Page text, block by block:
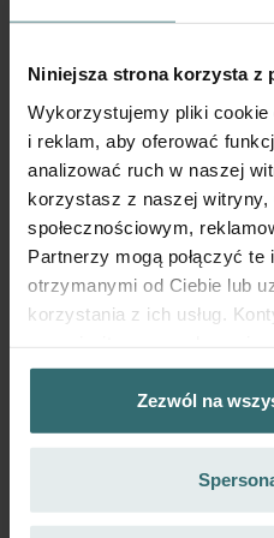
Niniejsza strona korzysta z
Wykorzystujemy pliki
i reklam, aby oferować
analizować ruch w naszej
korzystasz z naszej witryny,
społecznościowym,
Partnerzy mogą połączyć
otrzymanymi od Ciebie lub
korzystania z ich usług.
Datenschutzerklärung der
Zehnder Group België nv/sa:
Zehnder Group Czech
Zezwól na
Dostań swój produkt z
Subskrybuj oraz ponawiaj
cyklicznie! (Oferta wyłącznie